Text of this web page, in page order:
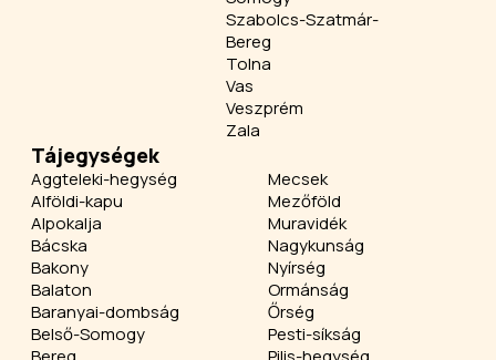
Szabolcs-Szatmár-
Bereg
Tolna
Vas
Veszprém
Zala
Tájegységek
Aggteleki-hegység
Alföldi-kapu
Alpokalja
Bácska
Bakony
Balaton
Baranyai-dombság
Belső-Somogy
Mecsek
Mezőföld
Muravidék
Nagykunság
Nyírség
Ormánság
Őrség
Pesti-síkság